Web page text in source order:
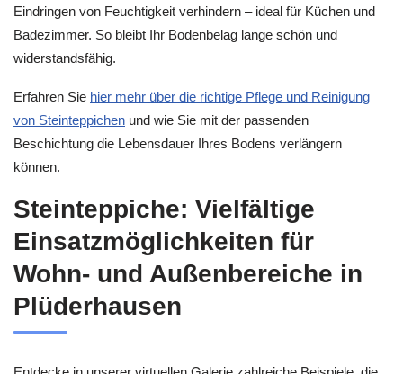
Eindringen von Feuchtigkeit verhindern – ideal für Küchen und
Badezimmer. So bleibt Ihr Bodenbelag lange schön und
widerstandsfähig.
Erfahren Sie hier mehr über die richtige Pflege und Reinigung
von Steinteppichen und wie Sie mit der passenden
Beschichtung die Lebensdauer Ihres Bodens verlängern
können.
Steinteppiche: Vielfältige
Einsatzmöglichkeiten für
Wohn- und Außenbereiche in
Plüderhausen